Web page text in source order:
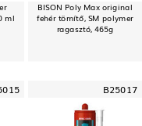
ml
BISON Poly Max original
fehér tömítő, SM polymer
ragasztó, 465g
B25017